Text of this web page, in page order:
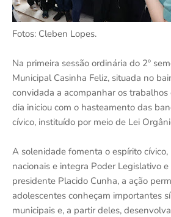
Fotos: Cleben Lopes.
Na primeira sessão ordinária do 2º
Municipal Casinha Feliz, situada no
convidada a acompanhar os
dia iniciou com o hasteamento das
cívico, instituído por meio de Lei
A solenidade fomenta o espírito
nacionais e integra Poder Legislativo
presidente Placido Cunha, a ação
adolescentes conheçam importantes
municipais e, a partir deles,